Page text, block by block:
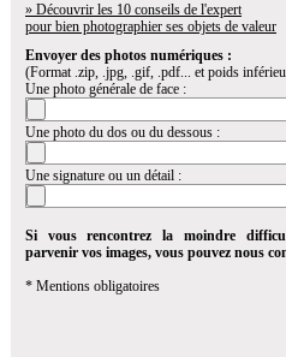
» Découvrir les 10 conseils de l'expert
pour bien photographier ses objets de valeur
Envoyer des photos numériques :
(Format .zip, .jpg, .gif, .pdf... et poids
Une photo générale de face :
Une photo du dos ou du dessous :
Une signature ou un détail :
Si vous rencontrez la moindre
parvenir vos images, vous pouvez nous
* Mentions obligatoires